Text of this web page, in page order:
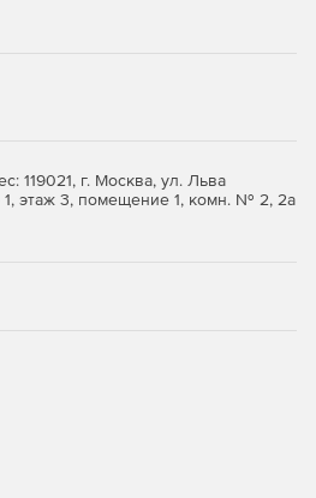
119021, г. Москва, ул. Льва
1, этаж 3, помещение 1, комн. № 2, 2а